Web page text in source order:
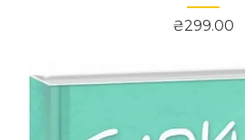
₴299.00